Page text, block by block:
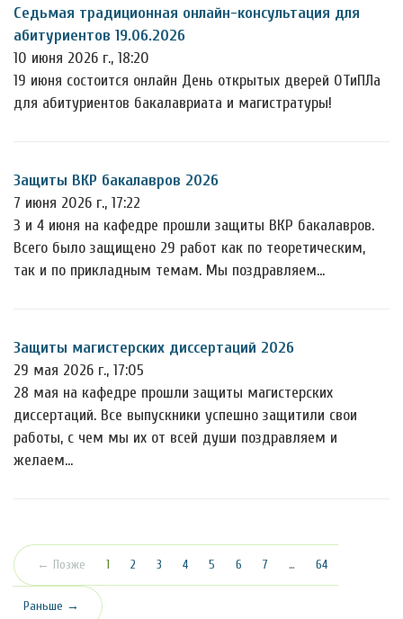
Седьмая традиционная онлайн-консультация для
абитуриентов 19.06.2026
10 июня 2026 г., 18:20
19 июня состоится онлайн День открытых дверей ОТиПЛа
для абитуриентов бакалавриата и магистратуры!
Защиты ВКР бакалавров 2026
7 июня 2026 г., 17:22
3 и 4 июня на кафедре прошли защиты ВКР бакалавров.
Всего было защищено 29 работ как по теоретическим,
так и по прикладным темам. Мы поздравляем…
Защиты магистерских диссертаций 2026
29 мая 2026 г., 17:05
28 мая на кафедре прошли защиты магистерских
диссертаций. Все выпускники успешно защитили свои
работы, с чем мы их от всей души поздравляем и
желаем…
← Позже 1 (текущая)
2 3 4 5 6 7 … 64
Раньше →